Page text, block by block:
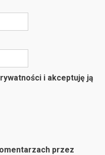
i akceptuję ją
przez